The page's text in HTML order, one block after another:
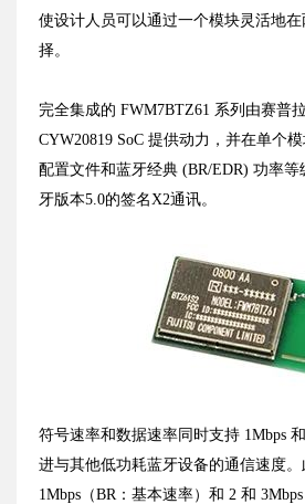
使设计人员可以通过一个模块灵活地
择。
完全集成的 FWM7BTZ61 系列由赛普
CYW20819 SoC 提供动力，并在单个
配置文件和蓝牙经典 (BR/EDR) 功率
牙版本5.0的签名X2通讯。
符号速率和数据速率同时支持 1Mbps
进与其他低功耗蓝牙设备的通信速度
1Mbps（BR：基本速率）和 2 和